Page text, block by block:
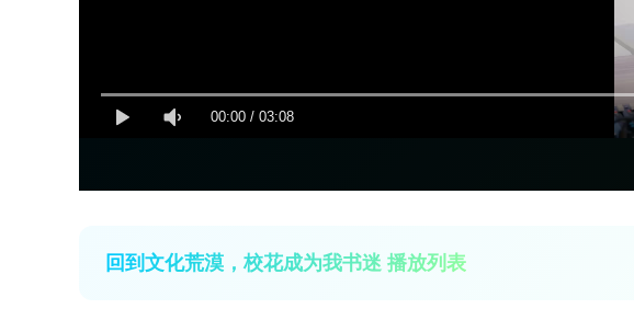
00:00 / 03:08
回到文化荒漠，校花成为我书迷 播放列表